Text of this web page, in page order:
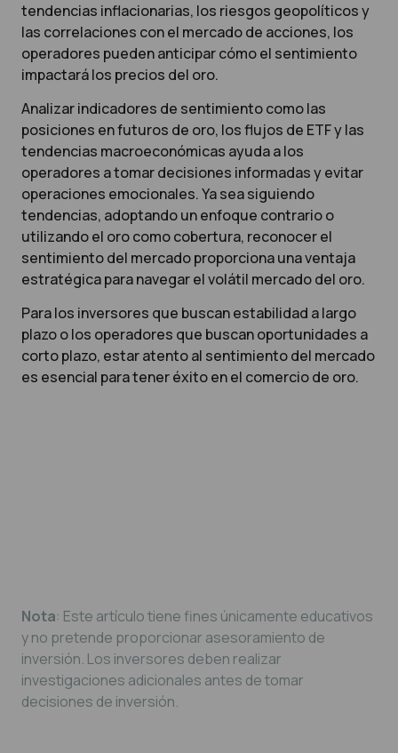
tendencias inflacionarias, los riesgos geopolíticos y
las correlaciones con el mercado de acciones, los
operadores pueden anticipar cómo el sentimiento
impactará los precios del oro.
Analizar indicadores de sentimiento como las
posiciones en futuros de oro, los flujos de ETF y las
tendencias macroeconómicas ayuda a los
operadores a tomar decisiones informadas y evitar
operaciones emocionales. Ya sea siguiendo
tendencias, adoptando un enfoque contrario o
utilizando el oro como cobertura, reconocer el
sentimiento del mercado proporciona una ventaja
estratégica para navegar el volátil mercado del oro.
Para los inversores que buscan estabilidad a largo
plazo o los operadores que buscan oportunidades a
corto plazo, estar atento al sentimiento del mercado
es esencial para tener éxito en el comercio de oro.
Nota: Este artículo tiene fines únicamente educativos
y no pretende proporcionar asesoramiento de
inversión. Los inversores deben realizar
investigaciones adicionales antes de tomar
decisiones de inversión.